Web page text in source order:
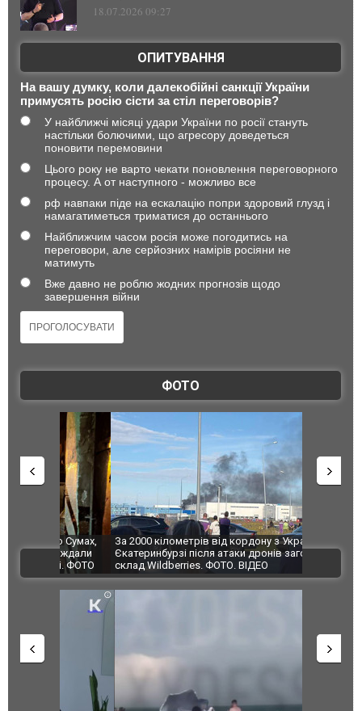
18.07.2026 09:27
ОПИТУВАННЯ
На вашу думку, коли далекобійні санкції України
примусять росію сісти за стіл переговорів?
У найближчі місяці удари України по росії стануть
настільки болючими, що агресору доведеться
поновити перемовини
Цього року не варто чекати поновлення переговорного
процесу. А от наступного - можливо все
рф навпаки піде на ескалацію попри здоровий глузд і
намагатиметься триматися до останнього
Найближчим часом росія може погодитись на
переговори, але серйозних намірів росіяни не
матимуть
Вже давно не роблю жодних прогнозів щодо
завершення війни
ФОТО
За 2000 кілометрів від кордону з Україною: в
Єкатеринбурзі після атаки дронів загорівся
склад Wildberries. ФОТО. ВІДЕО
"Мої
ВІДЕО